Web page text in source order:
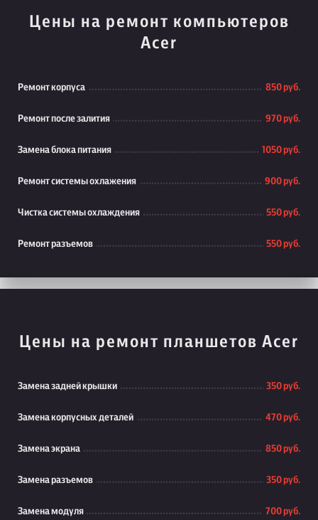
Цены на ремонт компьютеров
Acer
Ремонт корпуса 850 руб.
Ремонт после залития 970 руб.
Замена блока питания 1050 руб.
Ремонт системы охлажения 900 руб.
Чистка системы охлаждения 550 руб.
Ремонт разъемов 550 руб.
Цены на ремонт планшетов Acer
Замена задней крышки 350 руб.
Замена корпусных деталей 470 руб.
Замена экрана 850 руб.
Замена разъемов 350 руб.
Замена модуля 700 руб.